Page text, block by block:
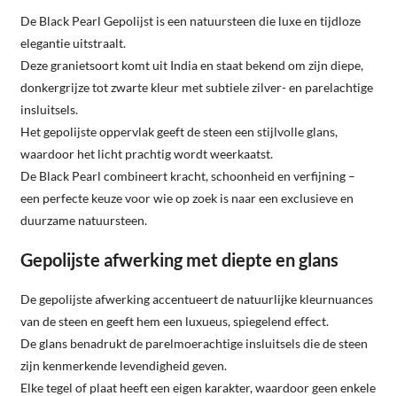
De Black Pearl Gepolijst is een natuursteen die luxe en tijdloze
elegantie uitstraalt.
Deze granietsoort komt uit India en staat bekend om zijn diepe,
donkergrijze tot zwarte kleur met subtiele zilver- en parelachtige
insluitsels.
Het gepolijste oppervlak geeft de steen een stijlvolle glans,
waardoor het licht prachtig wordt weerkaatst.
De Black Pearl combineert kracht, schoonheid en verfijning –
een perfecte keuze voor wie op zoek is naar een exclusieve en
duurzame natuursteen.
Gepolijste afwerking met diepte en glans
De gepolijste afwerking accentueert de natuurlijke kleurnuances
van de steen en geeft hem een luxueus, spiegelend effect.
De glans benadrukt de parelmoerachtige insluitsels die de steen
zijn kenmerkende levendigheid geven.
Elke tegel of plaat heeft een eigen karakter, waardoor geen enkele